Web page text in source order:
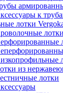
к
лотки
лотки
из
лотки